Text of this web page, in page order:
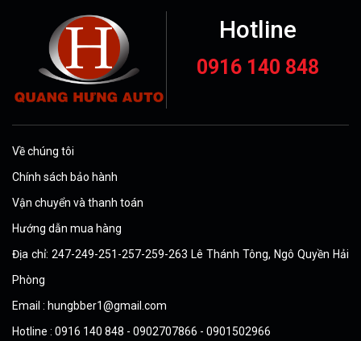
Hotline
0916 140 848
Về chúng tôi
Chính sách bảo hành
Vận chuyển và thanh toán
Hướng dẫn mua hàng
Địa chỉ: 247-249-251-257-259-263 Lê Thánh Tông, Ngô Quyền Hải
Phòng
Email : hungbber1@gmail.com
Hotline : 0916 140 848 - 0902707866 - 0901502966